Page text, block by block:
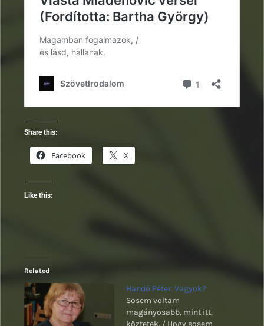
Share this:
Facebook X
Like this:
Related
Handó Péter: Vagyok?
Sosem voltam
magányosabb, mint itt,
köztetek. / Hogy sosem